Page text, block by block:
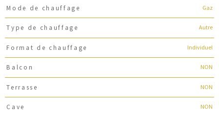
Mode de chauffage Gaz
Type de chauffage Autre
Format de chauffage Individuel
Balcon NON
Terrasse NON
Cave NON